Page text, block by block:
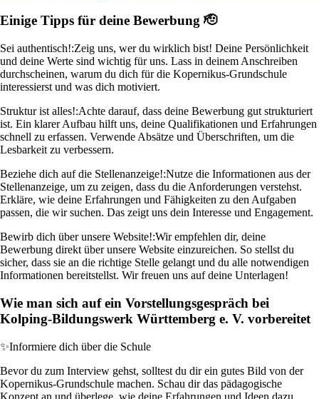
Einige Tipps für deine Bewerbung 🫡
Sei authentisch!:Zeig uns, wer du wirklich bist! Deine Persönlichkeit
und deine Werte sind wichtig für uns. Lass in deinem Anschreiben
durchscheinen, warum du dich für die Kopernikus-Grundschule
interessierst und was dich motiviert.
Struktur ist alles!:Achte darauf, dass deine Bewerbung gut strukturiert
ist. Ein klarer Aufbau hilft uns, deine Qualifikationen und Erfahrungen
schnell zu erfassen. Verwende Absätze und Überschriften, um die
Lesbarkeit zu verbessern.
Beziehe dich auf die Stellenanzeige!:Nutze die Informationen aus der
Stellenanzeige, um zu zeigen, dass du die Anforderungen verstehst.
Erkläre, wie deine Erfahrungen und Fähigkeiten zu den Aufgaben
passen, die wir suchen. Das zeigt uns dein Interesse und Engagement.
Bewirb dich über unsere Website!:Wir empfehlen dir, deine
Bewerbung direkt über unsere Website einzureichen. So stellst du
sicher, dass sie an die richtige Stelle gelangt und du alle notwendigen
Informationen bereitstellst. Wir freuen uns auf deine Unterlagen!
Wie man sich auf ein Vorstellungsgespräch bei
Kolping-Bildungswerk Württemberg e. V. vorbereitet
✨Informiere dich über die Schule
Bevor du zum Interview gehst, solltest du dir ein gutes Bild von der
Kopernikus-Grundschule machen. Schau dir das pädagogische
Konzept an und überlege, wie deine Erfahrungen und Ideen dazu